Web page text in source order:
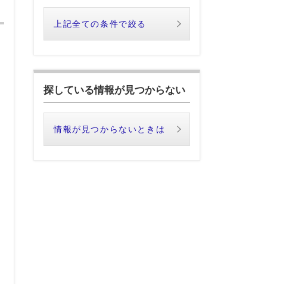
上記全ての条件で絞る
探している情報が見つからない
情報が見つからないときは